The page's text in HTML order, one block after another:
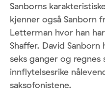
Sanborns
kjenner også Sanborn
Letterman hvor han
Shaffer. David
seks ganger og regnes
innflytelsesrike
saksofonistene.